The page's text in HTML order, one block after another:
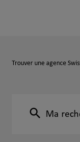
Trouver une agence
Ma